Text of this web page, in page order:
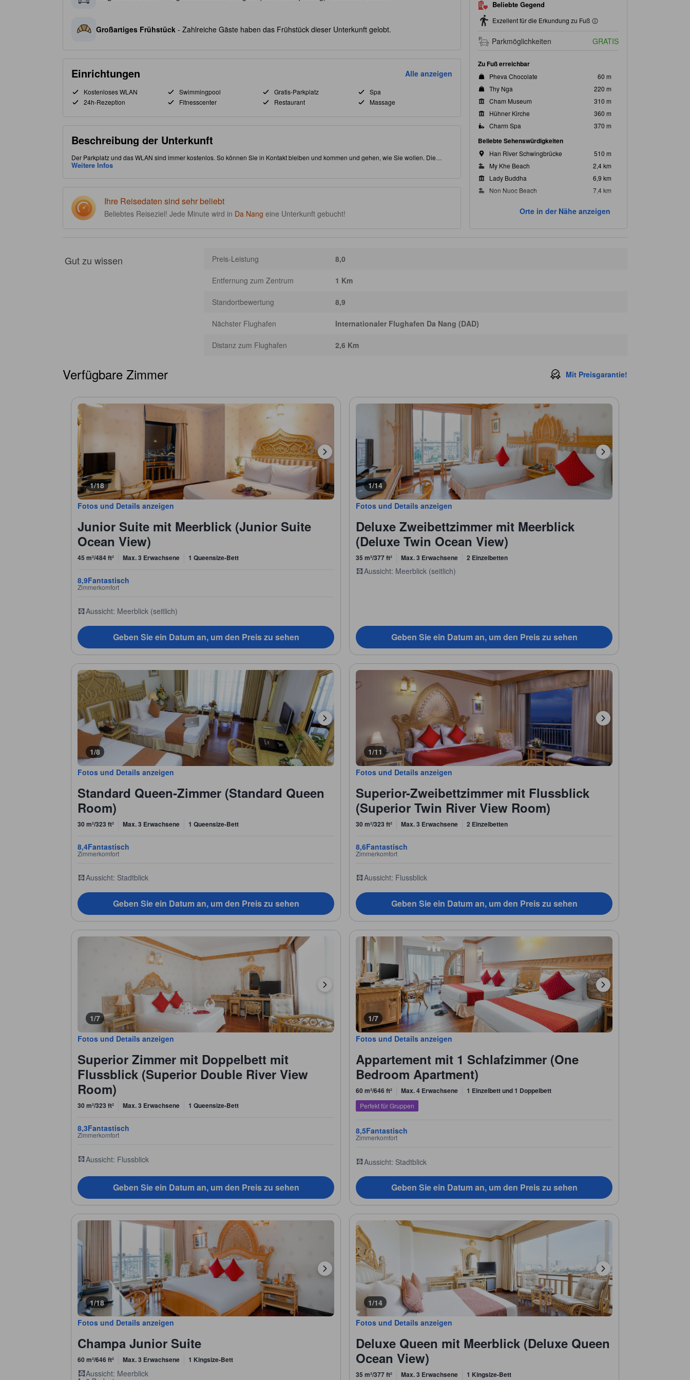
Großartiges Frühstück - Zahlreiche Gäste haben das Frühstück dieser Unterkunft gelobt.
Einrichtungen Alle anzeigen
Kostenloses WLAN Swimmingpool Gratis-Parkplatz
Spa
24h-Rezeption
Fitnesscenter Restaurant Massage
Beschreibung der Unterkunft
Der Parkplatz und das WLAN sind immer kostenlos. So können Sie in Kontakt bleiben und kommen und gehen, wie Sie wollen. Die
strategisch günstige Lage im Stadtteil "Hải Châu" erlaubt es Ihnen, alle Sehenswürdigkeiten bequem zu erreichen. Planen Sie auf jeden
Weitere Infos
Ihre Reisedaten sind sehr beliebt
Beliebtes Reiseziel! Jede Minute wird in Da Nang eine Unterkunft gebucht!
Beliebte Gegend
Exzellent für die Erkundung zu Fuß
Parkmöglichkeiten GRATIS
Zu Fuß erreichbar
Pheva Chocolate
60 m
Thy Nga
220 m
Cham Museum
310 m
Hühner Kirche
360 m
Charm Spa
370 m
Beliebte Sehenswürdigkeiten
Han River Schwingbrücke
510 m
My Khe Beach
2,4 km
Lady Buddha
6,9 km
Non Nuoc Beach
7,4 km
Orte in der Nähe anzeigen
Gut zu wissen Preis-Leistung 8,0
Entfernung zum Zentrum 1 Km
Standortbewertung 8,9
Nächster Flughafen Internationaler Flughafen Da Nang (DAD)
Distanz zum Flughafen 2,6 Km
Verfügbare Zimmer Mit Preisgarantie!
1/18
Fotos und Details anzeigen
Junior Suite mit Meerblick (Junior Suite
Ocean View)
45 m²/484 ft² Max. 3 Erwachsene 1 Queensize-Bett
8,9Fantastisch
Zimmerkomfort
Aussicht: Meerblick (seitlich)
Geben Sie ein Datum an, um den Preis zu sehen
1/14
Fotos und Details anzeigen
Deluxe Zweibettzimmer mit Meerblick
(Deluxe Twin Ocean View)
35 m²/377 ft² Max. 3 Erwachsene 2 Einzelbetten
Aussicht: Meerblick (seitlich)
Geben Sie ein Datum an, um den Preis zu sehen
1/8
Fotos und Details anzeigen
Standard Queen-Zimmer (Standard Queen
Room)
30 m²/323 ft² Max. 3 Erwachsene 1 Queensize-Bett
8,4Fantastisch
Zimmerkomfort
Aussicht: Stadtblick
Geben Sie ein Datum an, um den Preis zu sehen
1/11
Fotos und Details anzeigen
Superior-Zweibettzimmer mit Flussblick
(Superior Twin River View Room)
30 m²/323 ft² Max. 3 Erwachsene 2 Einzelbetten
8,6Fantastisch
Zimmerkomfort
Aussicht: Flussblick
Geben Sie ein Datum an, um den Preis zu sehen
1/7
Fotos und Details anzeigen
Superior Zimmer mit Doppelbett mit
Flussblick (Superior Double River View
Room)
30 m²/323 ft² Max. 3 Erwachsene 1 Queensize-Bett
8,3Fantastisch
Zimmerkomfort
Aussicht: Flussblick
Geben Sie ein Datum an, um den Preis zu sehen
1/7
Fotos und Details anzeigen
Appartement mit 1 Schlafzimmer (One
Bedroom Apartment)
60 m²/646 ft² Max. 4 Erwachsene 1 Einzelbett und 1 Doppelbett
Perfekt für Gruppen
8,5Fantastisch
Zimmerkomfort
Aussicht: Stadtblick
Geben Sie ein Datum an, um den Preis zu sehen
1/18
Fotos und Details anzeigen
Champa Junior Suite
60 m²/646 ft² Max. 3 Erwachsene 1 Kingsize-Bett
Aussicht: Meerblick
1/14
Fotos und Details anzeigen
Deluxe Queen mit Meerblick (Deluxe Queen
Ocean View)
35 m²/377 ft² Max. 3 Erwachsene 1 Kingsize-Bett